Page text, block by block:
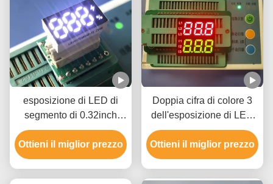
esposizione di LED di
segmento di 0.32inch
120mcd sette ROHS per
potere
Ottieni il miglior prezzo
Doppia cifra di colore 3
dell'esposizione di LED
di segmento di altezza 7
di fila 8.6mm due
Ottieni il miglior prezzo